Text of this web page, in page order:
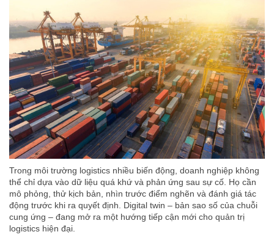
Trong môi trường logistics nhiều biến động, doanh nghiệp không
thể chỉ dựa vào dữ liệu quá khứ và phản ứng sau sự cố. Họ cần
mô phỏng, thử kịch bản, nhìn trước điểm nghẽn và đánh giá tác
động trước khi ra quyết định. Digital twin – bản sao số của chuỗi
cung ứng – đang mở ra một hướng tiếp cận mới cho quản trị
logistics hiện đại.